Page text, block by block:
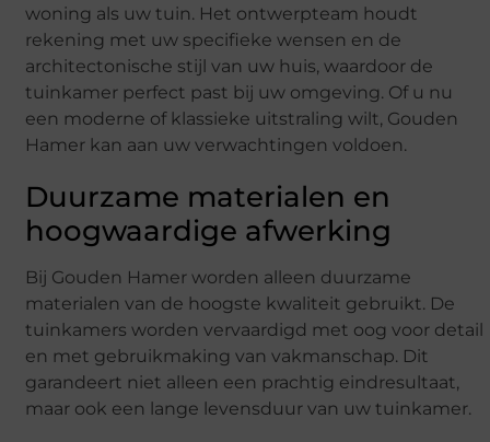
woning als uw tuin. Het ontwerpteam houdt
rekening met uw specifieke wensen en de
architectonische stijl van uw huis, waardoor de
tuinkamer perfect past bij uw omgeving. Of u nu
een moderne of klassieke uitstraling wilt, Gouden
Hamer kan aan uw verwachtingen voldoen.
Duurzame materialen en
hoogwaardige afwerking
Bij Gouden Hamer worden alleen duurzame
materialen van de hoogste kwaliteit gebruikt. De
tuinkamers worden vervaardigd met oog voor detail
en met gebruikmaking van vakmanschap. Dit
garandeert niet alleen een prachtig eindresultaat,
maar ook een lange levensduur van uw tuinkamer.